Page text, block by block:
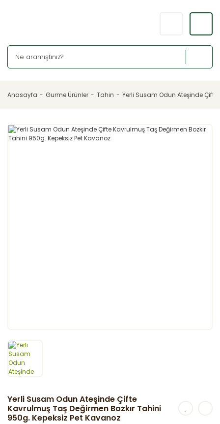
Anasayfa Gurme Ürünler Tahin Yerli Susam Odun Ateşinde Çifte
Yerli Susam Odun Ateşinde Çifte
Kavrulmuş Taş Değirmen Bozkır Tahini
950g. Kepeksiz Pet Kavanoz